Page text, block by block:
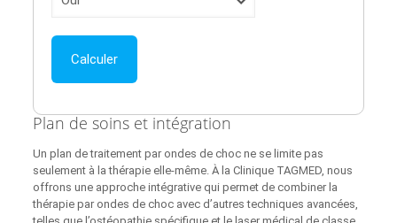
Calculer
Plan de soins et intégration
Un plan de traitement par ondes de choc ne se limite pas
seulement à la thérapie elle-même. À la Clinique TAGMED, nous
offrons une approche intégrative qui permet de combiner la
thérapie par ondes de choc avec d’autres techniques avancées,